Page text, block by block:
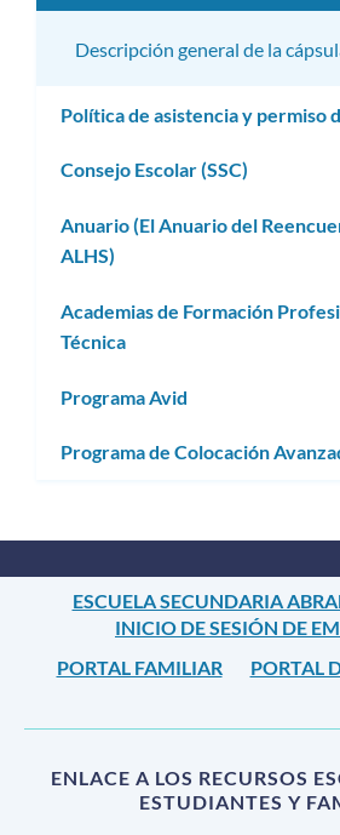
Descripción general de la
Política de asistencia y permiso
Consejo Escolar (SSC)
Anuario (El Anuario del
ALHS)
Academias de Formación
Técnica
Programa Avid
Programa de Colocación
ESCUELA SECUNDARIA
INICIO DE SESIÓN DE
PORTAL FAMILIAR
PORTAL
ENLACE A LOS RECURSOS
ESTUDIANTES Y